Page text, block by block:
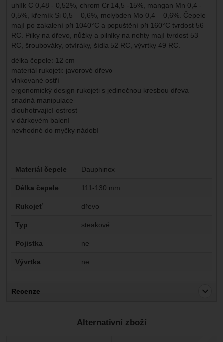
uhlík C 0,48 - 0,52%, chrom Cr 14,5 -15%, mangan Mn 0,4 -
0,5%, křemík Si 0,5 – 0,6%, molybden Mo 0,4 – 0,6%. Čepele
mají po zakalení při 1040°C a popuštění při 160°C tvrdost 56
RC. Pilky na dřevo, nůžky a pilníky na nehty mají tvrdost 53
RC, šroubováky, otvíráky, šídla 52 RC, vývrtky 49 RC.
délka čepele: 12 cm
materiál rukojeti: javorové dřevo
vlnkované ostří
ergonomický design rukojeti s jedinečnou kresbou dřeva
snadná manipulace
dlouhotrvající ostrost
v dárkovém balení
nevhodné do myčky nádobí
Parametry
Materiál čepele Dauphinox
Délka čepele 111-130 mm
Rukojeť dřevo
Typ steakové
Pojistka ne
Vývrtka ne
Recenze
Alternativní zboží